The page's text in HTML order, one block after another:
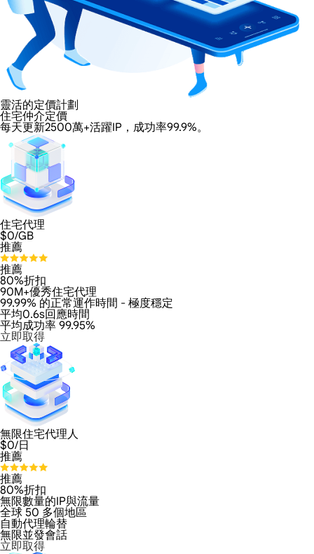
靈活的定價計劃
住宅仲介定價
每天更新2500萬+活躍IP，成功率99.9%。
住宅代理
$0/GB
推薦
推薦
80%折扣
90M+優秀住宅代理
99.99% 的正常運作時間 - 極度穩定
平均0.6s回應時間
平均成功率 99.95%
立即取得
無限住宅代理人
$0/日
推薦
推薦
80%折扣
無限數量的IP與流量
全球 50 多個地區
自動代理輪替
無限並發會話
立即取得